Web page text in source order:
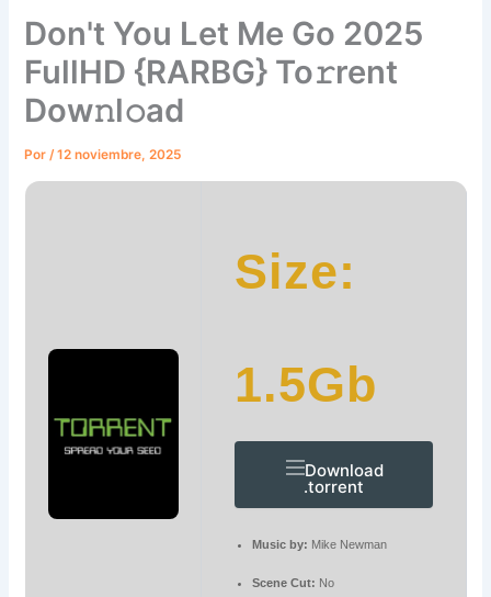
Don't You Let Me Go 2025
FullHD {RARBG} To𝚛rent
Dow𝚗l𝚘ad
Por/12 noviembre, 2025
Size:
1.5Gb
Download
.torrent
Music by: Mike Newman
Scene Cut: No